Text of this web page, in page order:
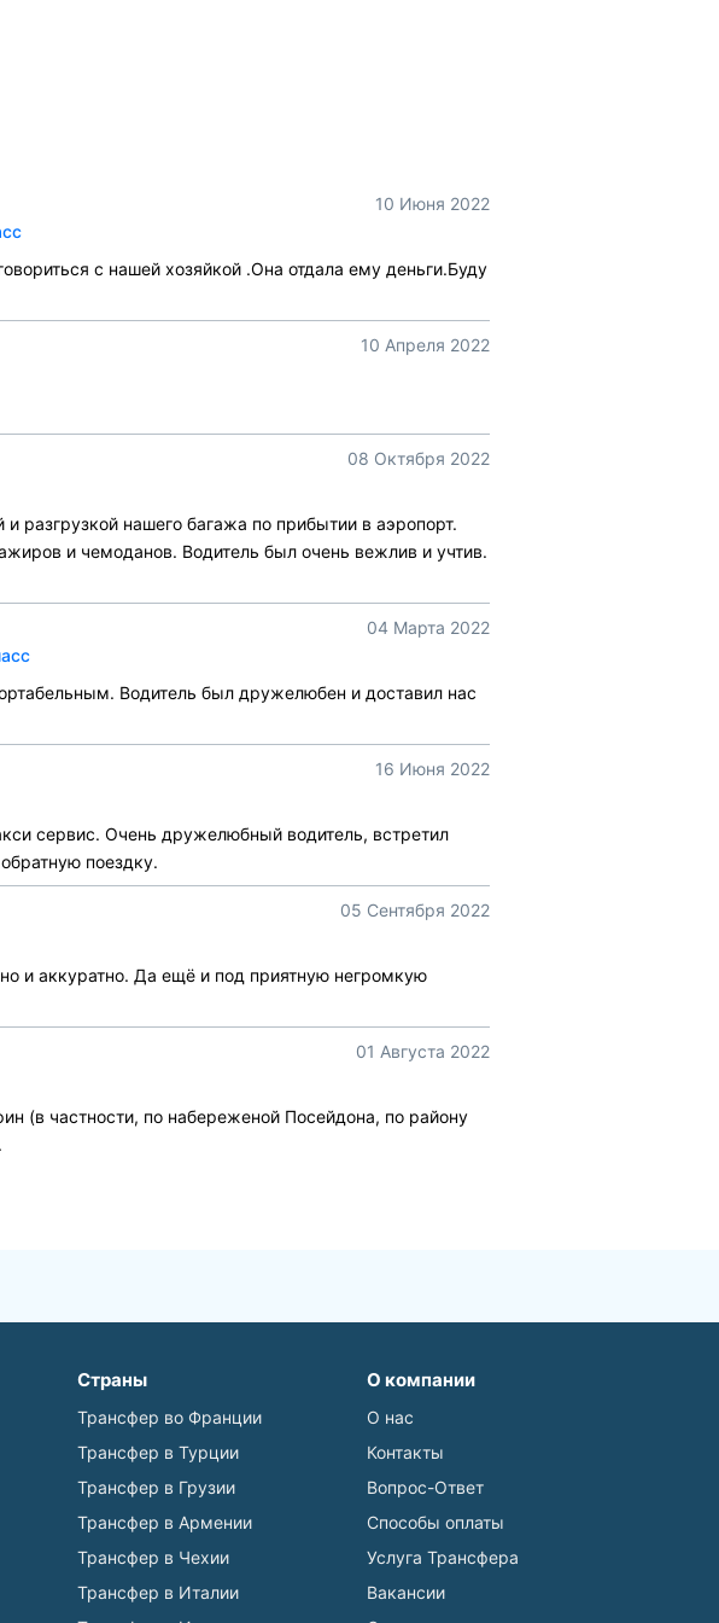
10 Июня 2022
с нашей хозяйкой .Она отдала ему деньги.Буду
10 Апреля 2022
08 Октября 2022
разгрузкой нашего багажа по прибытии в аэропорт.
и чемоданов. Водитель был очень вежлив и учтив.
04 Марта 2022
Водитель был дружелюбен и доставил нас
16 Июня 2022
сервис. Очень дружелюбный водитель, встретил
поездку.
05 Сентября 2022
и аккуратно. Да ещё и под приятную негромкую
01 Августа 2022
(в частности, по набереженой Посейдона, по району
Страны
Трансфер во Франции
Трансфер в Турции
Трансфер в Грузии
Трансфер в Армении
Трансфер в Чехии
Трансфер в Италии
О компании
О нас
Контакты
Вопрос-Ответ
Способы оплаты
Услуга Трансфера
Вакансии